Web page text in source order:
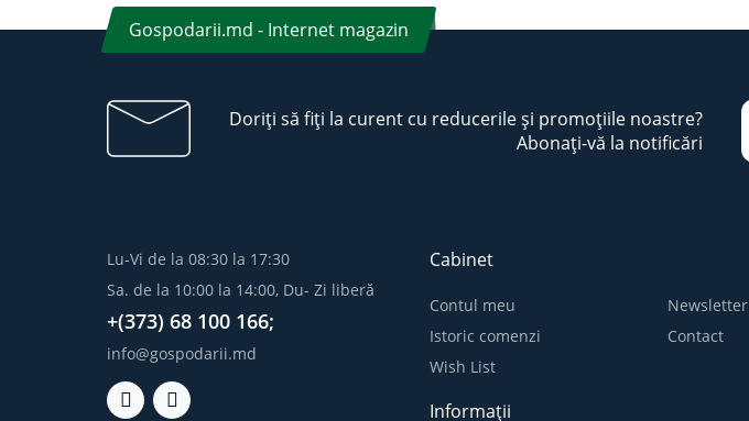
Gospodarii.md - Internet magazin
Doriți să fiți la curent cu reducerile și promoțiile noastre?
Abonați-vă la notificări
Lu-Vi de la 08:30 la 17:30
Sa. de la 10:00 la 14:00, Du- Zi liberă
+(373) 68 100 166;
info@gospodarii.md
Cabinet
Contul meu
Istoric comenzi
Wish List
Newsletter
Contact
Informații